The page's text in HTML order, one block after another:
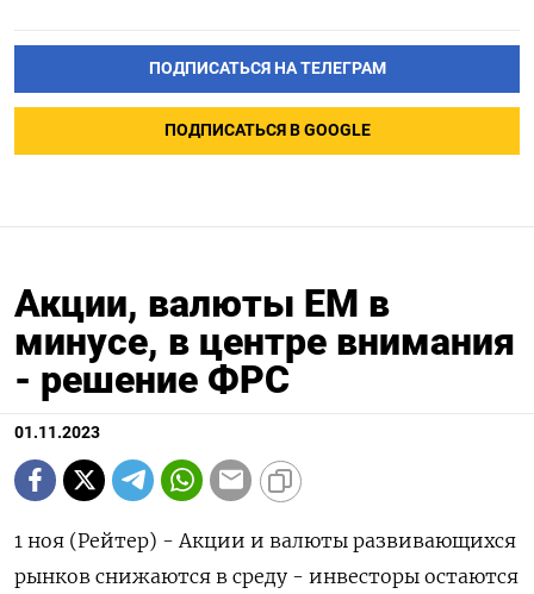
ПОДПИСАТЬСЯ НА ТЕЛЕГРАМ
ПОДПИСАТЬСЯ В GOOGLE
Акции, валюты ЕМ в
минусе, в центре внимания
- решение ФРС
01.11.2023
1 ноя (Рейтер) - Акции и валюты развивающихся
рынков снижаются в среду - инвесторы остаются